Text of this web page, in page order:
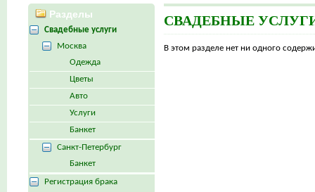
СВАДЕБНЫЕ
В этом разделе нет ни одного
Разделы
Свадебные услуги
Москва
Одежда
Цветы
Авто
Услуги
Банкет
Санкт-Петербург
Банкет
Регистрация брака